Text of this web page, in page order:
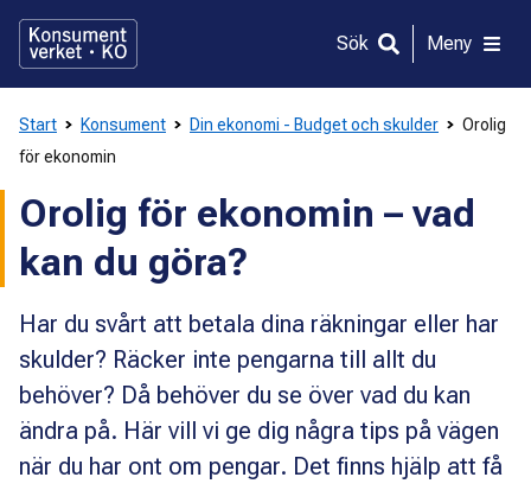
direkt
innehållet
Sök Meny
Start Konsument Din ekonomi - Budget och skulder
Orolig
för ekonomin
Orolig för ekonomin – vad
kan du göra?
Har du svårt att betala dina räkningar eller har
skulder? Räcker inte pengarna till allt du
behöver? Då behöver du se över vad du kan
ändra på. Här vill vi ge dig några tips på vägen
när du har ont om pengar. Det finns hjälp att få